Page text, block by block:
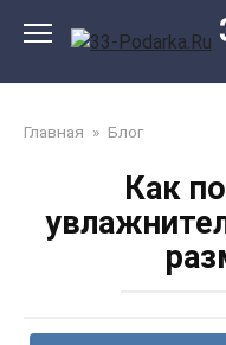
Главная » Блог
Как